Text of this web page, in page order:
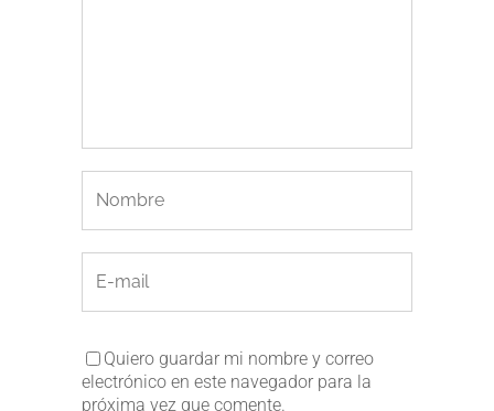
Quiero guardar mi nombre y correo
electrónico en este navegador para la
próxima vez que comente.